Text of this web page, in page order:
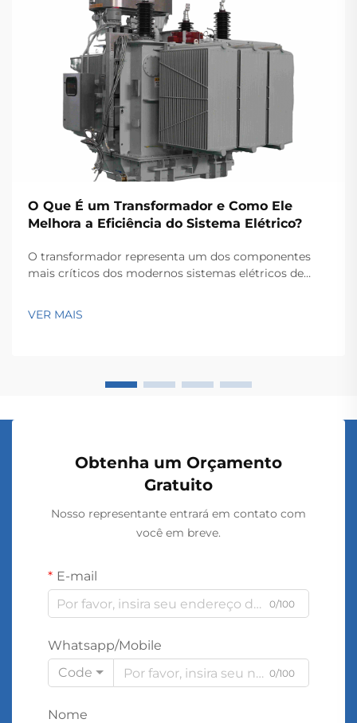
O Que É um Transformador e Como Ele
Melhora a Eficiência do Sistema Elétrico?
O transformador representa um dos componentes
mais críticos dos modernos sistemas elétricos de
longo de extensas redes. Esses dispositivos
VER MAIS
Obtenha um Orçamento
Gratuito
Nosso representante entrará em contato com
você em breve.
E-mail
0/100
Whatsapp/Mobile
Code
0/100
Nome